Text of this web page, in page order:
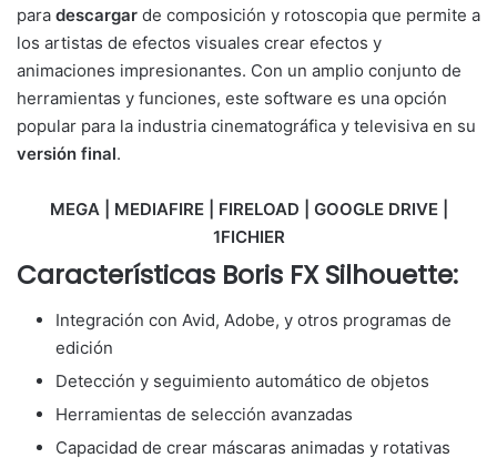
para descargar de composición y rotoscopia que permite a
los artistas de efectos visuales crear efectos y
animaciones impresionantes. Con un amplio conjunto de
herramientas y funciones, este software es una opción
popular para la industria cinematográfica y televisiva en su
versión final.
MEGA | MEDIAFIRE | FIRELOAD | GOOGLE DRIVE |
1FICHIER
Características Boris FX Silhouette:
Integración con Avid, Adobe, y otros programas de
edición
Detección y seguimiento automático de objetos
Herramientas de selección avanzadas
Capacidad de crear máscaras animadas y rotativas